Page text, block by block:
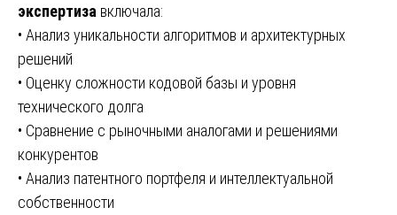
экспертиза включала:
• Анализ уникальности алгоритмов и архитектурных
решений
• Оценку сложности кодовой базы и уровня
технического долга
• Сравнение с рыночными аналогами и решениями
конкурентов
• Анализ патентного портфеля и интеллектуальной
собственности